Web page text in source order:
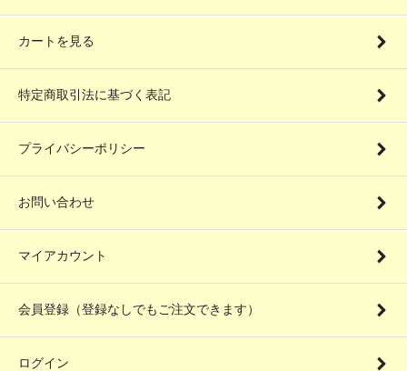
カートを見る
特定商取引法に基づく表記
プライバシーポリシー
お問い合わせ
マイアカウント
会員登録（登録なしでもご注文できます）
ログイン